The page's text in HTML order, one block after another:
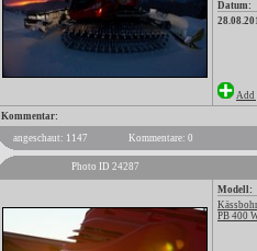
Datum:
Add
Kommentar:
angeschaut: 1147
Kommentare: 0
Photo ID 24287
Modell:
PB 400